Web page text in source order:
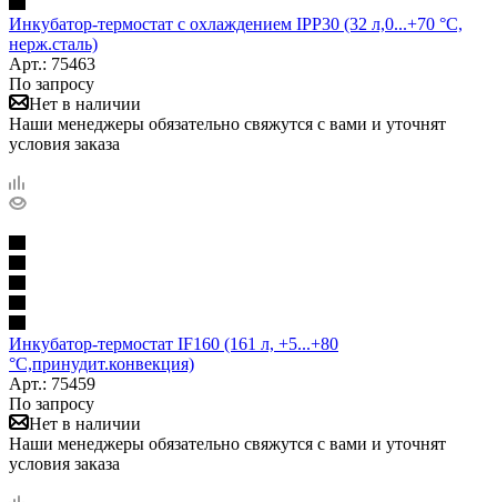
Инкубатор-термостат с охлаждением IPP30 (32 л,0...+70 °С,
нерж.сталь)
Арт.: 75463
По запросу
Нет в наличии
Наши менеджеры обязательно свяжутся с вами и уточнят
условия заказа
Инкубатор-термостат IF160 (161 л, +5...+80
°С,принудит.конвекция)
Арт.: 75459
По запросу
Нет в наличии
Наши менеджеры обязательно свяжутся с вами и уточнят
условия заказа